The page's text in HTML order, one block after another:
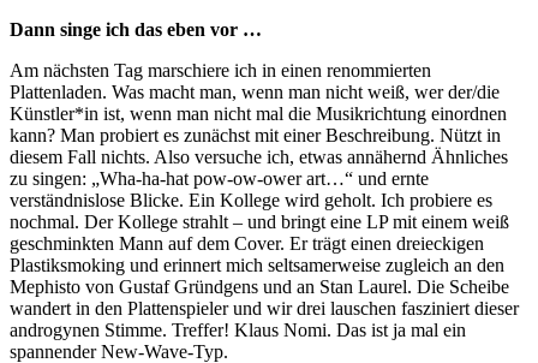
Dann singe ich das eben vor …
Am nächsten Tag marschiere ich in einen renommierten
Plattenladen. Was macht man, wenn man nicht weiß, wer der/die
Künstler*in ist, wenn man nicht mal die Musikrichtung einordnen
kann? Man probiert es zunächst mit einer Beschreibung. Nützt in
diesem Fall nichts. Also versuche ich, etwas annähernd Ähnliches
zu singen: „Wha-ha-hat pow-ow-ower art…“ und ernte
verständnislose Blicke. Ein Kollege wird geholt. Ich probiere es
nochmal. Der Kollege strahlt – und bringt eine LP mit einem weiß
geschminkten Mann auf dem Cover. Er trägt einen dreieckigen
Plastiksmoking und erinnert mich seltsamerweise zugleich an den
Mephisto von Gustaf Gründgens und an Stan Laurel. Die Scheibe
wandert in den Plattenspieler und wir drei lauschen fasziniert dieser
androgynen Stimme. Treffer! Klaus Nomi. Das ist ja mal ein
spannender New-Wave-Typ.